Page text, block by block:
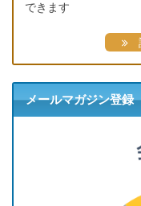
できます
メールマガジン登録